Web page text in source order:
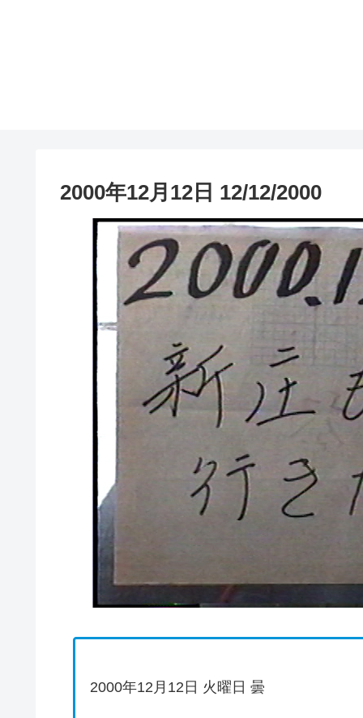
2000年12月12日 12/12/2000
2000年12月12日 火曜日 曇